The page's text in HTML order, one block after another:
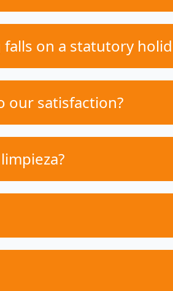
on a statutory
our satisfaction?